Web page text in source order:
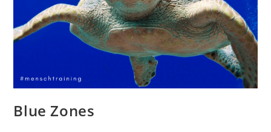
Blue Zones